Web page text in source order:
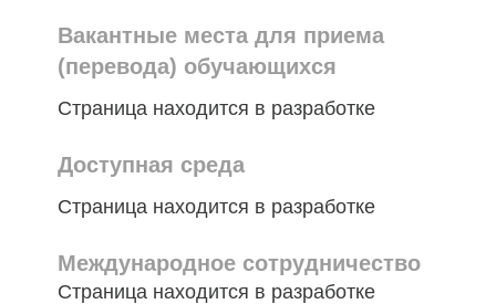
Вакантные места для приема
(перевода) обучающихся
Страница находится в разработке
Доступная среда
Страница находится в разработке
Международное сотрудничество
Страница находится в разработке